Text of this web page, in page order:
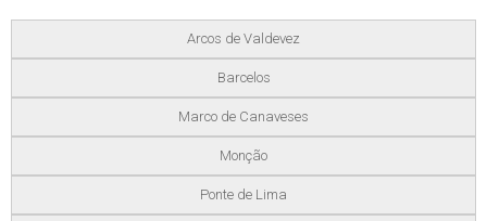
Arcos de Valdevez
Barcelos
Marco de Canaveses
Monção
Ponte de Lima